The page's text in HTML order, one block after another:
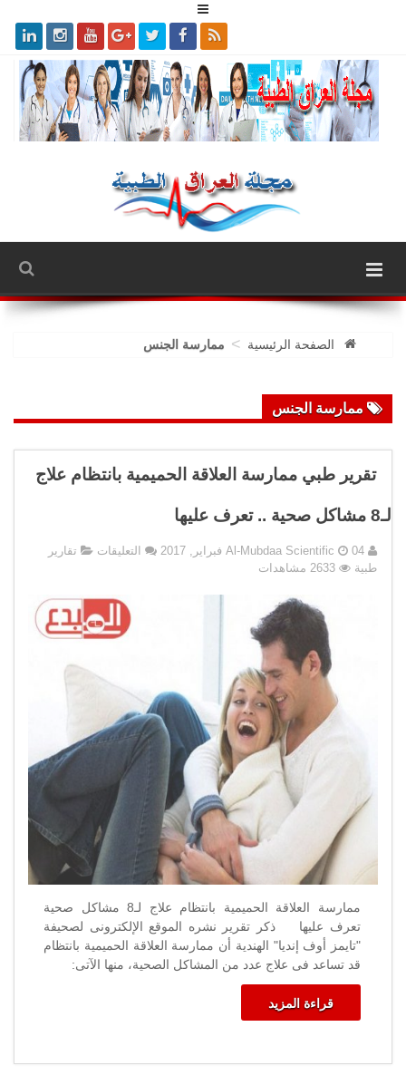
الصفحة الرئيسية > ممارسة الجنس
ممارسة الجنس
تقرير طبي ممارسة العلاقة الحميمية بانتظام علاج
لـ8 مشاكل صحية .. تعرف عليها
Al-Mubdaa Scientific 04 فبراير, 2017 التعليقات على
ممارسة
العلاقة
الحميمية
علاج
..
تعرف
تقارير
طبية
2633 مشاهدات
ممارسة العلاقة الحميمية بانتظام علاج لـ8 مشاكل صحية
تعرف عليها ذكر تقرير نشره الموقع الإلكترونى لصحيفة
"تايمز أوف إنديا" الهندية أن ممارسة العلاقة الحميمية بانتظام
قد تساعد فى علاج عدد من المشاكل الصحية، منها الآتى:
قراءة المزيد